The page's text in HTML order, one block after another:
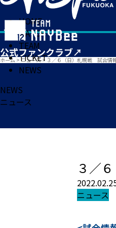
HOME
MATCH
TEAM
TICKET
NEWS
ホーム > ニュース> ３／６（日）札幌戦 試合情
NEWS
ニュース
３／
ニュース